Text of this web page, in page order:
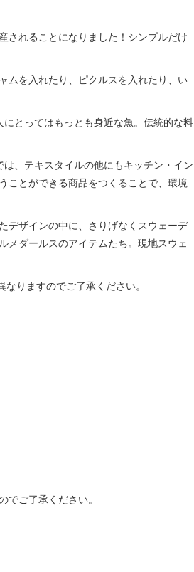
されることになりました！シンプルだけ
ムを入れたり、ピクルスを入れたり、い
とってはもっとも身近な魚。伝統的な料
、テキスタイルの他にもキッチン・イン
ことができる商品をつくることで、環境
デザインの中に、さりげなくスウェーデ
メダールスのアイテムたち。現地スウェ
りますのでご了承ください。
ご了承ください。